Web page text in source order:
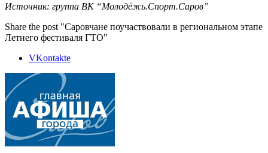
Источник: группа ВК “Молодёжь.Спорт.Саров”
Share the post "Саровчане поучаствовали в региональном этапе
Летнего фестиваля ГТО"
VKontakte